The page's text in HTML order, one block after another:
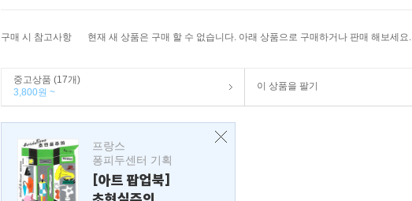
구매 시 참고사항 현재 새 상품은 구매 할 수 없습니다. 아래 상품으로 구매하거나 판매 해보세요.
중고상품 (17개)
3,800원 ~
이 상품을 팔기
프랑스
퐁피두센터 기획
[아트 팝업북]